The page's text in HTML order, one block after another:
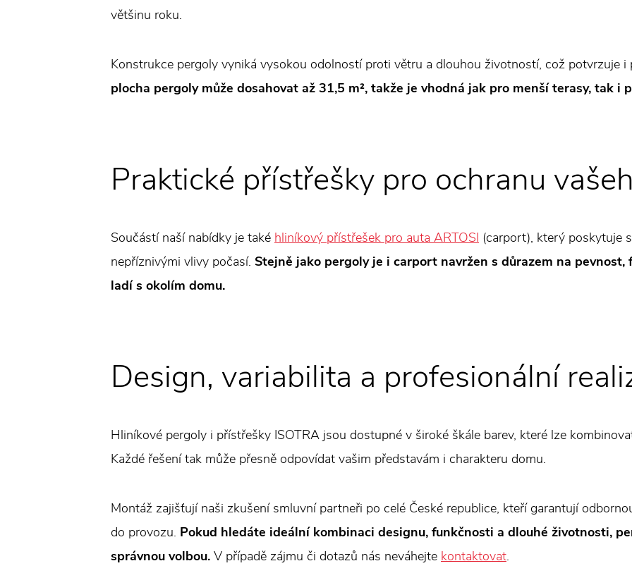
většinu roku.
Konstrukce pergoly vyniká vysokou odolností proti větru a dlouhou životností, což potvrzuje
plocha pergoly může dosahovat až 31,5 m², takže je vhodná jak pro menší terasy, tak i
Praktické přístřešky pro ochranu
Součástí naší nabídky je také hliníkový přístřešek pro auta ARTOSI (carport), který poskytuje
nepříznivými vlivy počasí. Stejně jako pergoly je i carport navržen s důrazem na
ladí s okolím domu.
Design, variabilita a profesionální
Hliníkové pergoly i přístřešky ISOTRA jsou dostupné v široké škále barev, které lze
Každé řešení tak může přesně odpovídat vašim představám i charakteru domu.
Montáž zajišťují naši zkušení smluvní partneři po celé České republice, kteří garantují
do provozu. Pokud hledáte ideální kombinaci designu, funkčnosti a dlouhé životnosti,
správnou volbou. V případě zájmu či dotazů nás neváhejte kontaktovat.